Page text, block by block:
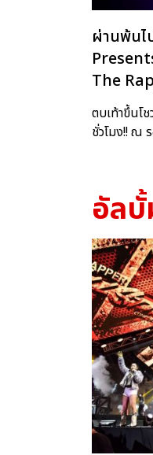
ผ่านพ้นไ
The
ตบเท้าขึ้นโ
ชั่วโมง!! ณ
อัล